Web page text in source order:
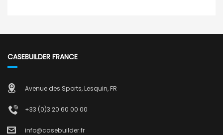
CASEBUILDER FRANCE
Avenue des Sports, Lesquin, FR
+33 (0)3 20 60 00 00
info@casebuilder.fr